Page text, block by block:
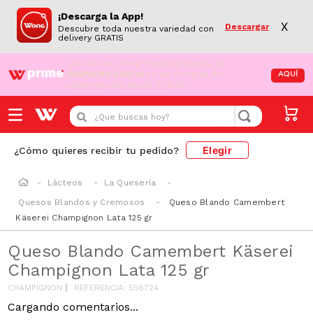
¡Descarga la App!
Descubre toda nuestra variedad con
delivery GRATIS
Descargar X
¡Aún no eres Wong Prime! Aprovecha el
DESPACHO GRATIS en tus compras de
supermercado desde S/79.90
AQUÍ
¿Que buscas hoy?
¿Cómo quieres recibir tu pedido? Elegir
Lácteos
La Quesería
Quesos Blandos y Cremosos
Queso Blando Camembert
Käserei Champignon Lata 125 gr
Queso Blando Camembert Käserei
Champignon Lata 125 gr
CHAMPIGNON REFERENCIA: 558724
Cargando comentarios...